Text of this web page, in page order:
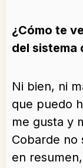
¿Cómo te
del sistema
Ni bien, ni
que puedo
me gusta y
Cobarde no
en